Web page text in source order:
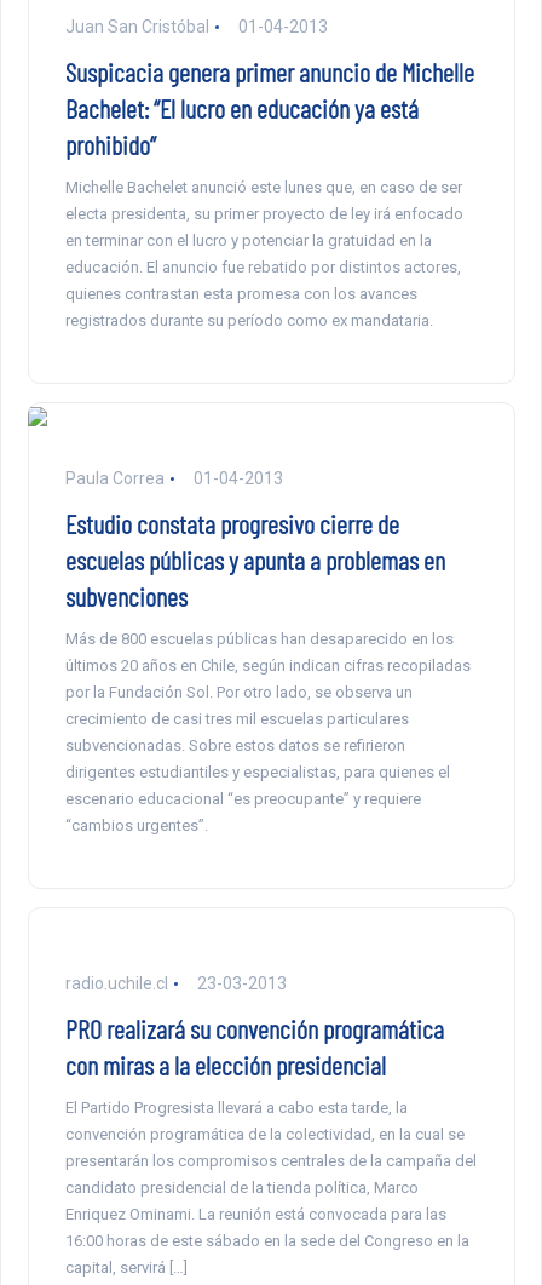
Juan San Cristóbal 01-04-2013
Suspicacia genera primer anuncio de Michelle
Bachelet: “El lucro en educación ya está
prohibido”
Michelle Bachelet anunció este lunes que, en caso de ser
electa presidenta, su primer proyecto de ley irá enfocado
en terminar con el lucro y potenciar la gratuidad en la
educación. El anuncio fue rebatido por distintos actores,
quienes contrastan esta promesa con los avances
registrados durante su período como ex mandataria.
Paula Correa 01-04-2013
Estudio constata progresivo cierre de
escuelas públicas y apunta a problemas en
subvenciones
Más de 800 escuelas públicas han desaparecido en los
últimos 20 años en Chile, según indican cifras recopiladas
por la Fundación Sol. Por otro lado, se observa un
crecimiento de casi tres mil escuelas particulares
subvencionadas. Sobre estos datos se refirieron
dirigentes estudiantiles y especialistas, para quienes el
escenario educacional “es preocupante” y requiere
“cambios urgentes”.
radio.uchile.cl 23-03-2013
PRO realizará su convención programática
con miras a la elección presidencial
El Partido Progresista llevará a cabo esta tarde, la
convención programática de la colectividad, en la cual se
presentarán los compromisos centrales de la campaña del
candidato presidencial de la tienda política, Marco
Enriquez Ominami. La reunión está convocada para las
16:00 horas de este sábado en la sede del Congreso en la
capital, servirá […]